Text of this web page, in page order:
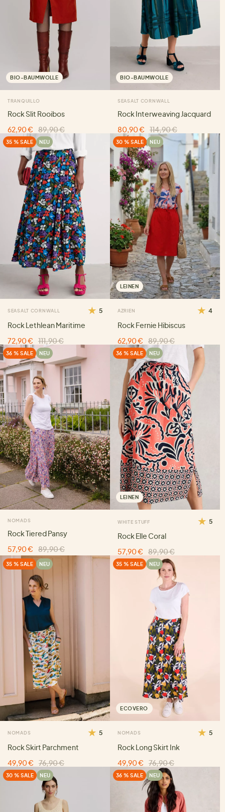
BIO-BAUMWOLLE
TRANQUILLO
Rock Slit Rooibos
62,90 €
89,90 €
BIO-BAUMWOLLE
SEASALT CORNWALL
Rock Interweaving Jacquard
80,90 €
114,90 €
35 % SALE NEU
SEASALT CORNWALL 5
Rock Lethlean Maritime
72,90 €
111,90 €
30 % SALE NEU
LEINEN
AZRIEN 4
Rock Fernie Hibiscus
62,90 €
89,90 €
36 % SALE NEU
NOMADS
Rock Tiered Pansy
57,90 €
89,90 €
36 % SALE NEU
LEINEN
WHITE STUFF 5
Rock Elle Coral
57,90 €
89,90 €
35 % SALE NEU
NOMADS 5
Rock Skirt Parchment
49,90 €
76,90 €
35 % SALE NEU
ECOVERO
NOMADS 5
Rock Long Skirt Ink
49,90 €
76,90 €
30 % SALE NEU 36 % SALE NEU